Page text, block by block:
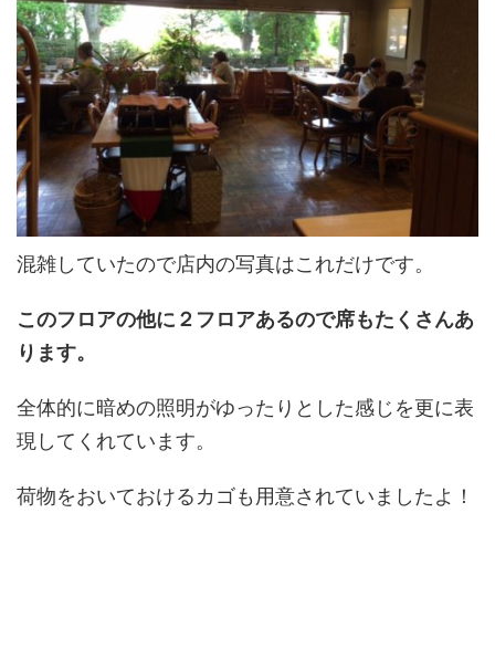
混雑していたので店内の写真はこれだけです。
このフロアの他に２フロアあるので席もたくさんあ
ります。
全体的に暗めの照明がゆったりとした感じを更に表
現してくれています。
荷物をおいておけるカゴも用意されていましたよ！